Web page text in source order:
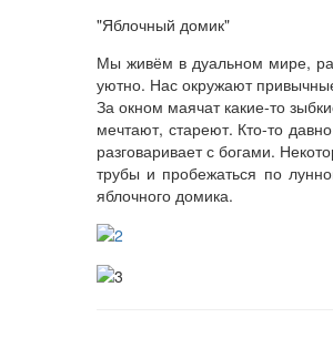
"Яблочный домик"
Мы живём в дуальном мире,
уютно. Нас окружают
За окном маячат какие-то
мечтают, стареют. Кто-то
разговаривает с богами.
трубы и пробежаться по
яблочного домика.